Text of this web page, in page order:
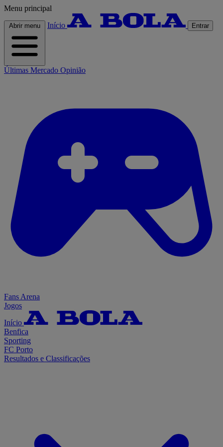
Menu principal
Abrir menu Início Entrar
Últimas Mercado Opinião
Fans Arena
Jogos
Início
Benfica
Sporting
FC Porto
Resultados e Classificações